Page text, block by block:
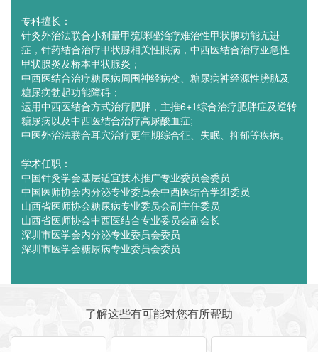
专科擅长：
针灸外治法联合小剂量甲巯咪唑治疗难治性甲状腺功能亢进
症，针药结合治疗甲状腺相关性眼病，中西医结合治疗亚急性
甲状腺炎及桥本甲状腺炎；
中西医结合治疗糖尿病周围神经病变、糖尿病神经源性膀胱及
糖尿病勃起功能障碍；
运用中西医结合方式治疗肥胖，主推6+1综合治疗肥胖症及逆转
糖尿病以及中西医结合治疗高尿酸血症;
中医外治法联合耳穴治疗更年期综合征、失眠、抑郁等疾病。
学术任职：
中国针灸学会基层适宜技术推广专业委员会委员
中国医师协会内分泌专业委员会中西医结合学组委员
山西省医师协会糖尿病专业委员会副主任委员
山西省医师协会中西医结合专业委员会副会长
深圳市医学会内分泌专业委员会委员
深圳市医学会糖尿病专业委员会委员
了解这些有可能对您有所帮助